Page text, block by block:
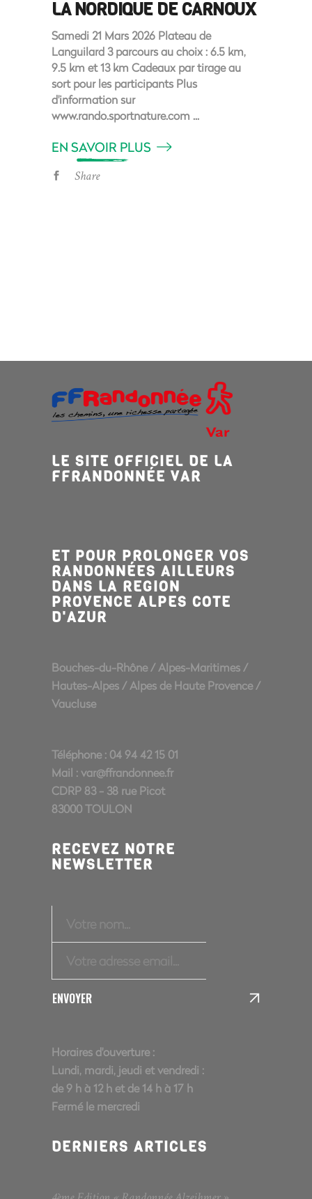
LA NORDIQUE DE CARNOUX
Samedi 21 Mars 2026 Plateau de
Languilard 3 parcours au choix : 6.5 km,
9.5 km et 13 km Cadeaux par tirage au
sort pour les participants Plus
d'information sur
www.rando.sportnature.com
EN SAVOIR PLUS
Share
LE SITE OFFICIEL DE LA
FFRANDONNÉE VAR
ET POUR PROLONGER VOS
RANDONNÉES AILLEURS
DANS LA REGION
PROVENCE ALPES COTE
D'AZUR
Bouches-du-Rhône / Alpes-Maritimes /
Hautes-Alpes / Alpes de Haute Provence /
Vaucluse
Téléphone : 04 94 42 15 01
Mail : var@ffrandonnee.fr
CDRP 83 - 38 rue Picot
83000 TOULON
RECEVEZ NOTRE
NEWSLETTER
ENVOYER
Horaires d'ouverture :
Lundi, mardi, jeudi et vendredi :
de 9 h à 12 h et de 14 h à 17 h
Fermé le mercredi
DERNIERS ARTICLES